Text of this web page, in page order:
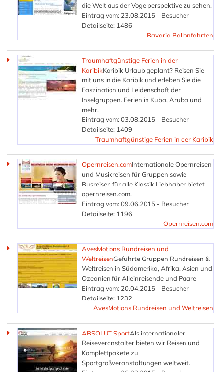
die Welt aus der Vogelperspektive zu sehen.
Eintrag vom: 23.08.2015 - Besucher
Detailseite: 1486
Bavaria Ballonfahrten
Traumhaftgünstige Ferien in der
KaribikKaribik Urlaub geplant? Reisen Sie
mit uns in die Karibik und erleben Sie die
Faszination und Leidenschaft der
Inselgruppen. Ferien in Kuba, Aruba und
mehr.
Eintrag vom: 03.08.2015 - Besucher
Detailseite: 1409
Traumhaftgünstige Ferien in der Karibik
Opernreisen.comInternationale Opernreisen
und Musikreisen für Gruppen sowie
Busreisen für alle Klassik Liebhaber bietet
opernreisen.com.
Eintrag vom: 09.06.2015 - Besucher
Detailseite: 1196
Opernreisen.com
AvesMotions Rundreisen und
WeltreisenGeführte Gruppen Rundreisen &
Weltreisen in Südamerika, Afrika, Asien und
Ozeanien für Alleinreisende und Paare
Eintrag vom: 20.04.2015 - Besucher
Detailseite: 1232
AvesMotions Rundreisen und Weltreisen
ABSOLUT SportAls internationaler
Reiseveranstalter bieten wir Reisen und
Komplettpakete zu
Sportgroßveranstaltungen weltweit.